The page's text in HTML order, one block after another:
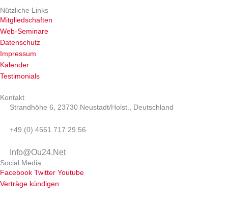
Nützliche Links
Mitgliedschaften
Web-Seminare
Datenschutz
Impressum
Kalender
Testimonials
Kontakt
Strandhöhe 6, 23730 Neustadt/Holst., Deutschland
+49 (0) 4561 717 29 56
Info@Ou24.Net
Social Media
Facebook Twitter Youtube
Verträge kündigen